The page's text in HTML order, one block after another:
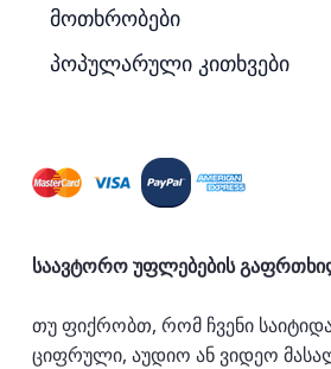
მოთხრობები
პოპულარული კითხვები
საავტორო უფლებების
თუ ფიქრობთ, რომ ჩვენი
ციფრული, აუდიო ან ვიდეო